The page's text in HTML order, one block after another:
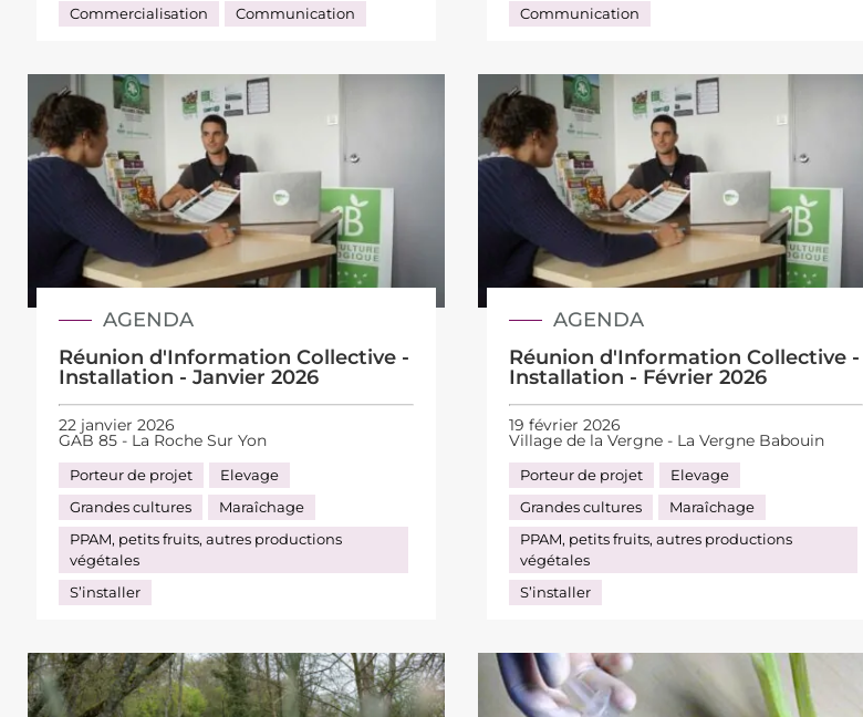
Commercialisation
Communication
Communication
AGENDA
Réunion d'Information Collective -
Installation - Janvier 2026
22 janvier 2026
GAB 85 - La Roche Sur Yon
Porteur de projet
Elevage
Grandes cultures
Maraîchage
PPAM, petits fruits, autres productions
végétales
S’installer
AGENDA
Réunion d'Information Collective -
Installation - Février 2026
19 février 2026
Village de la Vergne - La Vergne Babouin
Porteur de projet
Elevage
Grandes cultures
Maraîchage
PPAM, petits fruits, autres productions
végétales
S’installer